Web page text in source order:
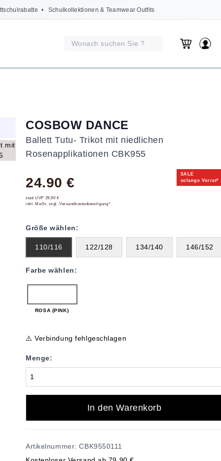
• Schulkollektionen & Teamwear Outfits
SALE
solange Vorrat*
COSBOW DANCE
Ballett Tutu- Trikot mit niedlichen
Rosenapplikationen CBK955
24.90 €
statt UVP 29,90 €
inkl. MwSt. zzgl. Versandkostenbeteiligung*
Größe wählen:
110/116 122/128 134/140 146/152
Farbe wählen:
ROSA (PINK)
⚠️ Verbindung fehlgeschlagen
Menge:
In den Warenkorb
Artikelnummer: CBK9550111